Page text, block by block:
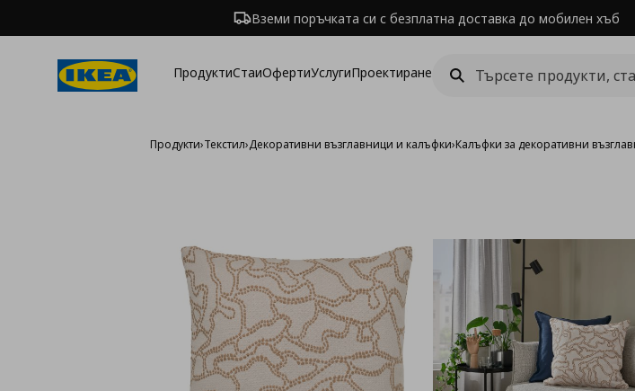
Вземи поръчката си с безплатна доставка до мобилен хъб
ПродуктиСтаиОфертиУслугиПроектиране
Продукти›Текстил›Декоративни възглавници и калъфки›Калъфки за декоративни